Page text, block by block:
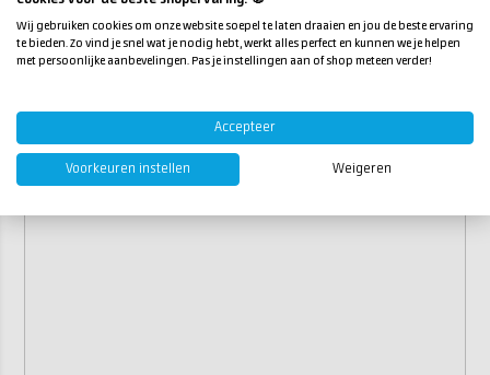
Type polijstpad:zacht
Wij gebruiken cookies om onze website soepel te laten draaien en jou de beste ervaring
te bieden. Zo vind je snel wat je nodig hebt, werkt alles perfect en kunnen we je helpen
met persoonlijke aanbevelingen. Pas je instellingen aan of shop meteen verder!
Accepteer
Voorkeuren instellen Weigeren